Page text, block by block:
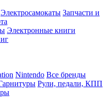
Электросамокаты Запчасти и
Электронные книги
Nintendo Все бренды
Рули, педали, КПП